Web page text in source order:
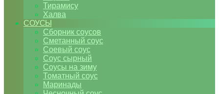
Тирамису
Халва
СОУСЫ
Сборник соусов
Сметанный соус
Соевый соус
Соус сырный
Соусы на зиму
Томатный соус
Маринады